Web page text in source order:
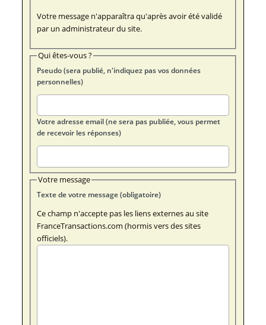
Votre message n'apparaîtra qu'après avoir été validé
par un administrateur du site.
Qui êtes-vous ?
Pseudo (sera publié, n'indiquez pas vos données
personnelles)
Votre adresse email (ne sera pas publiée, vous permet
de recevoir les réponses)
Votre message
Texte de votre message (obligatoire)
Ce champ n'accepte pas les liens externes au site
FranceTransactions.com (hormis vers des sites
officiels).